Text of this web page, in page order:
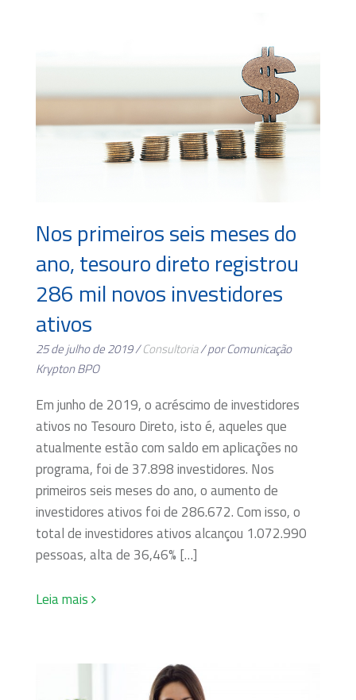
Nos primeiros seis meses do
ano, tesouro direto registrou
286 mil novos investidores
ativos
25 de julho de 2019 /Consultoria/ por Comunicação
Krypton BPO
Em junho de 2019, o acréscimo de investidores
ativos no Tesouro Direto, isto é, aqueles que
atualmente estão com saldo em aplicações no
programa, foi de 37.898 investidores. Nos
primeiros seis meses do ano, o aumento de
investidores ativos foi de 286.672. Com isso, o
total de investidores ativos alcançou 1.072.990
pessoas, alta de 36,46% […]
Leia mais